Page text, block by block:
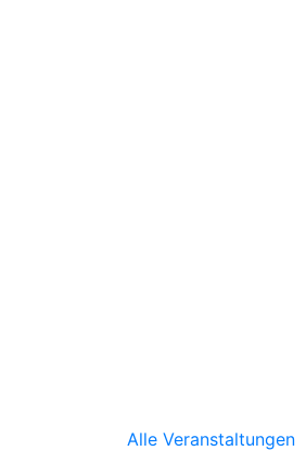
Alle Veranstaltungen